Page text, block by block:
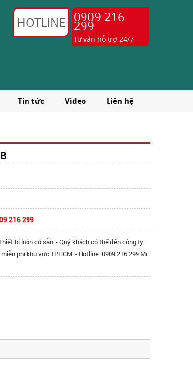
HOTLINE 0909 216
299
Tư vấn hỗ trợ 24/7
Tin tức Video Liên hệ
216 299
bị luôn có sẵn. - Quý khách có thể đến công ty
phí khu vực TPHCM. - Hotline: 0909 216 299 Mr